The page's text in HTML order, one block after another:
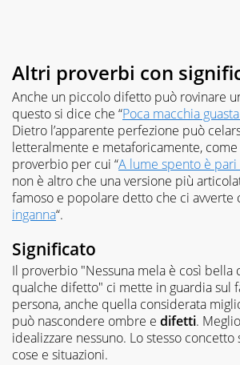
Altri proverbi con
Anche un piccolo difetto può rovinare
questo si dice che “Poca macchia
Dietro l’apparente perfezione può
letteralmente e metaforicamente,
proverbio per cui “A lume spento è
non è altro che una versione più
famoso e popolare detto che ci avverte
inganna“.
Significato
Il proverbio "Nessuna mela è così bella
qualche difetto" ci mette in guardia sul
persona, anche quella considerata
può nascondere ombre e difetti.
idealizzare nessuno. Lo stesso
cose e situazioni.